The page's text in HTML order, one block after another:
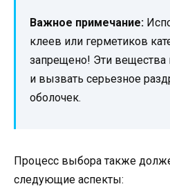
Важное примечание:
клеев или герметиков
запрещено! Эти вещества
и вызвать серьезное
оболочек.
Процесс выбора также
следующие аспекты: